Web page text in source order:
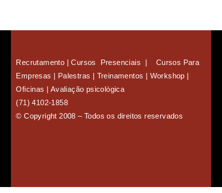
Recrutamento | Cursos Presenciais | Cursos Para
Empresas | Palestras | Treinamentos | Workshop |
Oficinas | Avaliação psicológica
(71) 4102-1858
©Copyright 2008–Todos os direitos reservados